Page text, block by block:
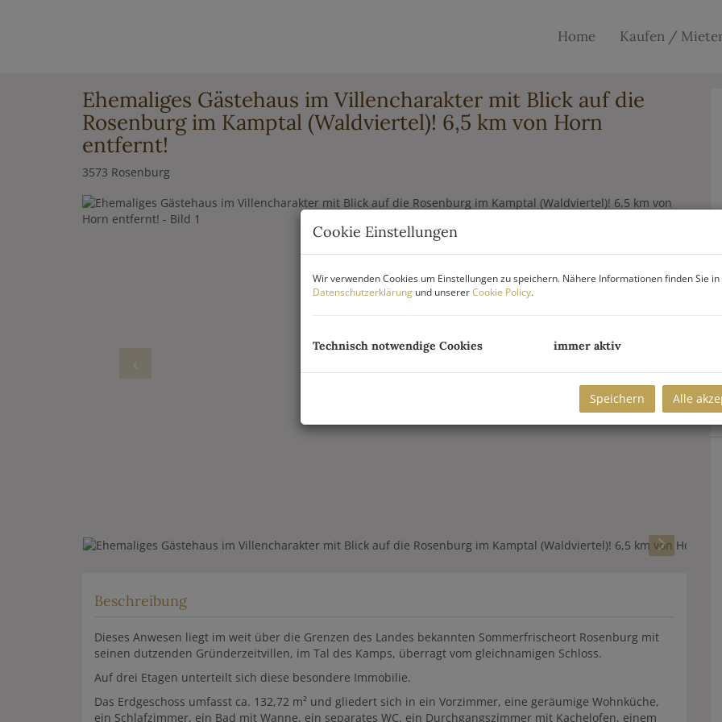
Home Kaufen /
Ehemaliges Gästehaus im Villencharakter mit Blick auf die
Rosenburg im Kamptal (Waldviertel)! 6,5 km von Horn
entfernt!
3573 Rosenburg
Beschreibung
Dieses Anwesen liegt im weit über die Grenzen des Landes bekannten Sommerfrischeort Rosenburg mit
seinen dutzenden Gründerzeitvillen, im Tal des Kamps, überragt vom gleichnamigen Schloss.
Auf drei Etagen unterteilt sich diese besondere Immobilie.
Das Erdgeschoss umfasst ca. 132,72 m² und gliedert sich in ein Vorzimmer, eine geräumige Wohnküche,
ein Schlafzimmer, ein Bad mit Wanne, ein separates WC, ein Durchgangszimmer mit Kachelofen, einem
Cookie Einstellungen
Wir verwenden Cookies um Einstellungen zu speichern. Nähere Informationen finden Sie
Datenschutzerklärung und unsererCookie Policy.
Technisch notwendige Cookies immer aktiv
Speichern Alle